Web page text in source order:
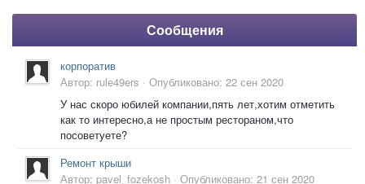
Сообщения
корпоратив
Автор: rule49ers · Опубликовано: 22 сен 2020
У нас скоро юбилей компании,пять лет,хотим отметить
как то интересно,а не простым рестораном,что
посоветуете?
Ремонт крыши
Автор: pavel_fozekosh · Опубликовано: 21 сен 2020